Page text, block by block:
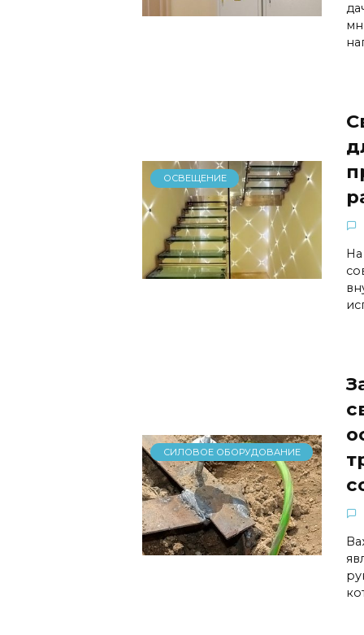
ОСВЕЩЕНИЕ
СИЛОВОЕ ОБОРУДОВАНИЕ